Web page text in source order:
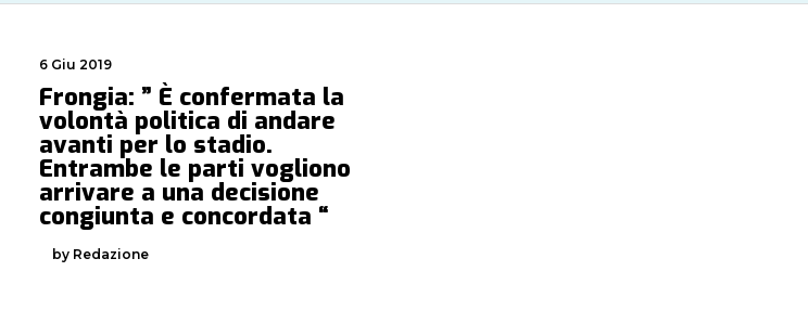
6 Giu 2019
Frongia: ” È confermata la
volontà politica di andare
avanti per lo stadio.
Entrambe le parti vogliono
arrivare a una decisione
congiunta e concordata “
by Redazione